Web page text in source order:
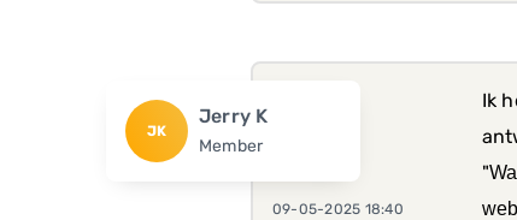
JK
Jerry K
Member
09-05-2025 18:40
Ik
"